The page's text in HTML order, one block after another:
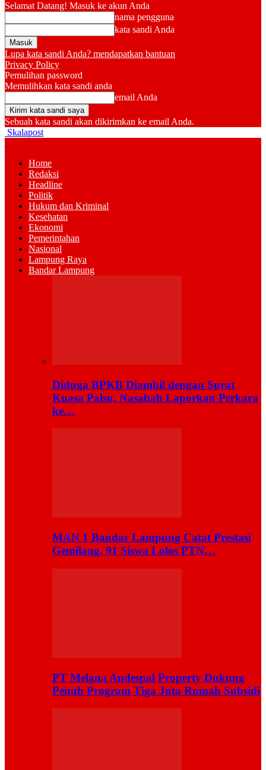
Selamat Datang! Masuk ke akun Anda
nama pengguna
kata sandi Anda
Lupa kata sandi Anda? mendapatkan bantuan
Privacy Policy
Pemulihan password
Memulihkan kata sandi anda
email Anda
Sebuah kata sandi akan dikirimkan ke email Anda.
Skalapost
Home
Redaksi
Headline
Politik
Hukum dan Kriminal
Kesehatan
Ekonomi
Pemerintahan
Nasional
Lampung Raya
Bandar Lampung
Diduga BPKB Diambil dengan Surat
Kuasa Palsu, Nasabah Laporkan Perkara
ke…
MAN 1 Bandar Lampung Catat Prestasi
Gemilang, 91 Siswa Lolos PTN…
PT Melana Andespal Property Dukung
Penuh Program Tiga Juta Rumah Subsidi